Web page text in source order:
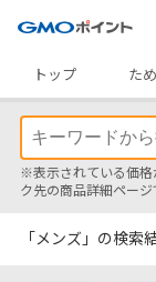
トップ
た
※表示されている価格
ク先の商品詳細ページ
「メンズ」の検索